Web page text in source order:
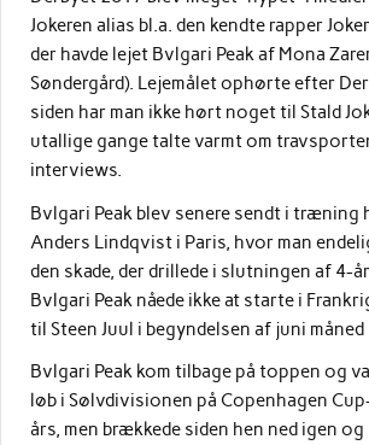
Jokeren alias bl.a. den kendte rapper
der havde lejet Bvlgari Peak af Mona
Søndergård). Lejemålet ophørte efter
siden har man ikke hørt noget til Stald
utallige gange talte varmt om
interviews.
Bvlgari Peak blev senere sendt i træning
Anders Lindqvist i Paris, hvor man
den skade, der drillede i slutningen af 4-
Bvlgari Peak nåede ikke at starte i
til Steen Juul i begyndelsen af juni
Bvlgari Peak kom tilbage på toppen og
løb i Sølvdivisionen på Copenhagen
års, men brækkede siden hen ned igen